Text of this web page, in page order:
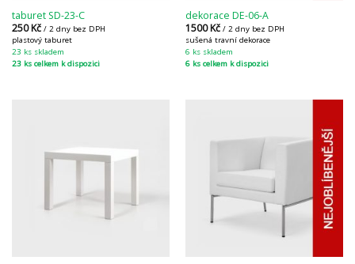
taburet SD-23-C
250Kč / 2 dny bez DPH
plastový taburet
23 ks skladem
23 ks celkem k dispozici
dekorace DE-06-A
1500Kč / 2 dny bez DPH
sušená travní dekorace
6 ks skladem
6 ks celkem k dispozici